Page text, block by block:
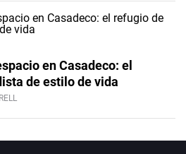
en Casadeco: el
de estilo de vida